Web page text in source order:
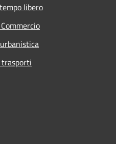
libero